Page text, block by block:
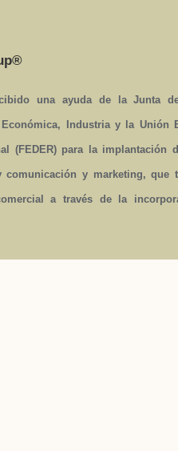
una ayuda de la Junta
Industria y la Unión
(FEDER) para la implantación
comunicación y marketing,
a través de la